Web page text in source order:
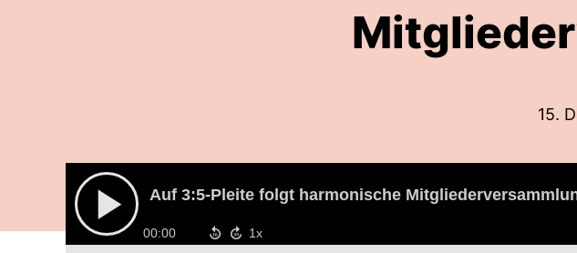
15.
Auf 3:5-Pleite folgt harmonische
00:00